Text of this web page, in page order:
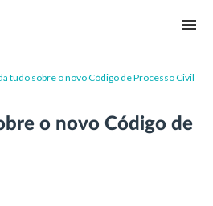
tudo sobre o novo Código de Processo Civil
o novo Código de